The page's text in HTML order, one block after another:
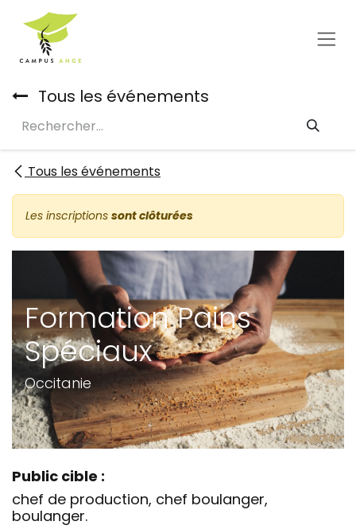
Se rendre au contenu
Tous les événements
Tous les événements
Les inscriptions sont clôturées
Formation Pains
Spéciaux
Occitanie
Public cible :
chef de production, chef boulanger,
boulanger.